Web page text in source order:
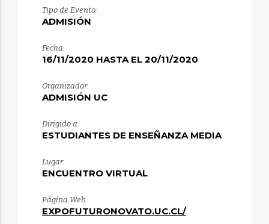
Tipo de Evento:
ADMISIÓN
Fecha:
16/11/2020 HASTA EL 20/11/2020
Organizador:
ADMISIÓN UC
Dirigido a:
ESTUDIANTES DE ENSEÑANZA MEDIA
Lugar:
ENCUENTRO VIRTUAL
Página Web:
EXPOFUTURONOVATO.UC.CL/